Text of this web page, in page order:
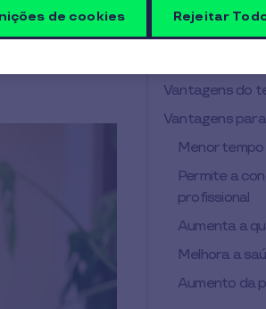
Quem tem
Vantagens do
Vantagens
Menor
Permite a
profissional
Aumenta a
Melhora a
Aumento da
de cookies Rejeitar